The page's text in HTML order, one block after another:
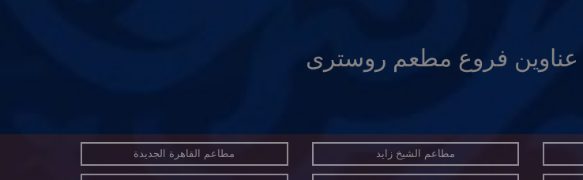
عناوين فروع مطعم روسترى
مطاعم الشيخ زايد مطاعم القاهرة الجديدة